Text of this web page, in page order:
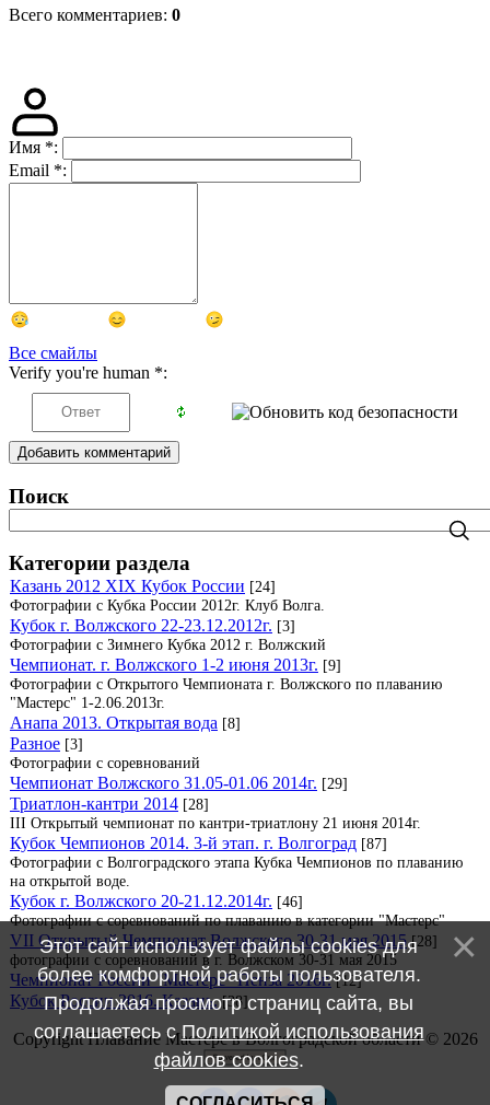
Всего комментариев: 0
Имя *:
Email *:
Все смайлы
Verify you're human *:
Добавить комментарий
Поиск
Категории раздела
Казань 2012 XIX Кубок России [24]
Фотографии с Кубка России 2012г. Клуб Волга.
Кубок г. Волжского 22-23.12.2012г. [3]
Фотографии с Зимнего Кубка 2012 г. Волжский
Чемпионат. г. Волжского 1-2 июня 2013г. [9]
Фотографии с Открытого Чемпионата г. Волжского по плаванию
"Мастерс" 1-2.06.2013г.
Анапа 2013. Открытая вода [8]
Разное [3]
Фотографии с соревнований
Чемпионат Волжского 31.05-01.06 2014г. [29]
Триатлон-кантри 2014 [28]
III Открытый чемпионат по кантри-триатлону 21 июня 2014г.
Кубок Чемпионов 2014. 3-й этап. г. Волгоград [87]
Фотографии с Волгоградского этапа Кубка Чемпионов по плаванию
на открытой воде.
Кубок г. Волжского 20-21.12.2014г. [46]
Фотографии с соревнований по плаванию в категории "Мастерс"
VII Открытый Чемпионат Волжского 30-31 мая 2015 [28]
фотографии с соревнований в г. Волжском 30-31 мая 2015
Чемпионат России "Мастерс" Пенза 2016г. [12]
Кубок России 2016. Казань. [38]
Copyright Плавание Мастерс в Волгоградской области © 2026
Этот сайт использует файлы cookies для
более комфортной работы пользователя.
Продолжая просмотр страниц сайта, вы
соглашаетесь сПолитикой использования
файлов cookies.